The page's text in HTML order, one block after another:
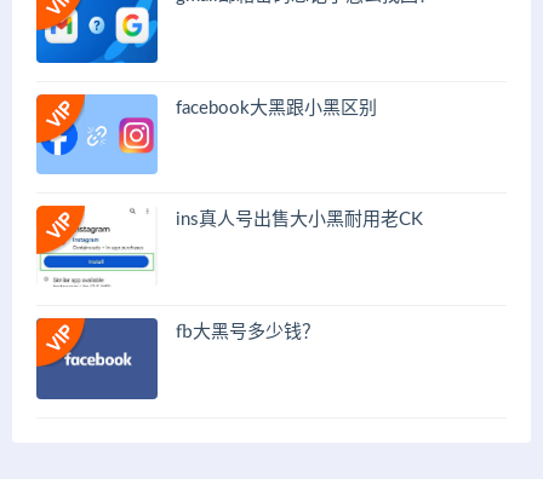
facebook大黑跟小黑区别
ins真人号出售大小黑耐用老CK
fb大黑号多少钱？